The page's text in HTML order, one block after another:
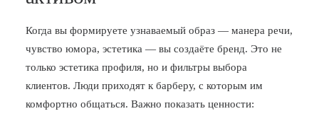
Когда вы формируете узнаваемый образ — манера речи,
чувство юмора, эстетика — вы создаёте бренд. Это не
только эстетика профиля, но и фильтры выбора
клиентов. Люди приходят к барберу, с которым им
комфортно общаться. Важно показать ценности: